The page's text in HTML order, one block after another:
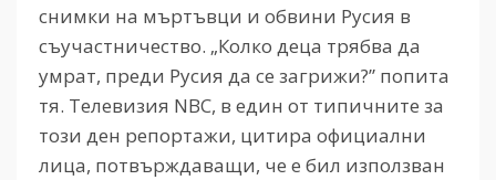
снимки на мъртъвци и обвини Русия в
съучастничество. „Колко деца трябва да
умрат, преди Русия да се загрижи?” попита
тя. Телевизия NBC, в един от типичните за
този ден репортажи, цитира официални
лица, потвърждаващи, че е бил използван